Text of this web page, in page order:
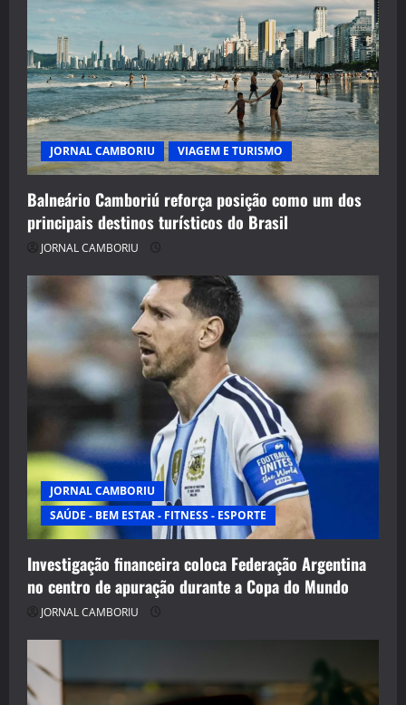
JORNAL CAMBORIU VIAGEM E TURISMO
Balneário Camboriú reforça posição como um dos
principais destinos turísticos do Brasil
JORNAL CAMBORIU
JORNAL CAMBORIU
SAÚDE - BEM ESTAR - FITNESS - ESPORTE
Investigação financeira coloca Federação Argentina
no centro de apuração durante a Copa do Mundo
JORNAL CAMBORIU